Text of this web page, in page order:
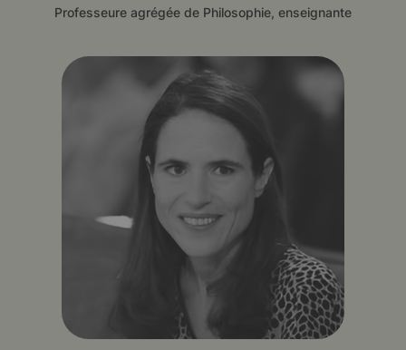
Professeure agrégée de Philosophie, enseignante